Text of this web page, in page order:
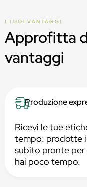
I TUOI VANTAGGI
Approfitta
vantaggi
Produzione
Ricevi le tue
tempo: prodotte
subito pronte per
hai poco tempo.